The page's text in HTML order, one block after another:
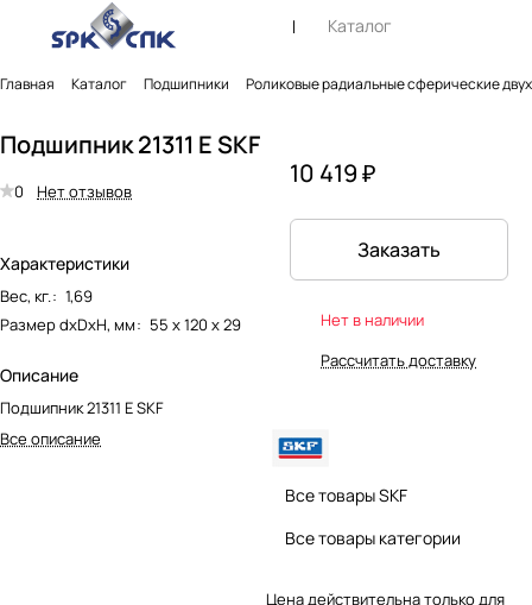
Каталог
Главная Каталог Подшипники Роликовые радиальные сферические
Подшипник 21311 E SKF
0 Нет отзывов
Характеристики
Вес, кг.: 1,69
Размер dxDxH, мм: 55 х 120 х 29
Описание
Подшипник 21311 E SKF
Все описание
10 419 ₽
Заказать
Нет в наличии
Рассчитать доставку
Все товары SKF
Все товары категории
Цена действительна только для